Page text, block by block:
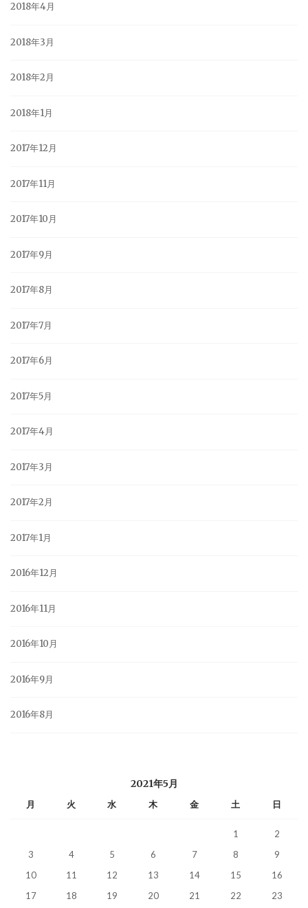
2018年4月
2018年3月
2018年2月
2018年1月
2017年12月
2017年11月
2017年10月
2017年9月
2017年8月
2017年7月
2017年6月
2017年5月
2017年4月
2017年3月
2017年2月
2017年1月
2016年12月
2016年11月
2016年10月
2016年9月
2016年8月
2021年5月
月 火 水 木 金 土 日
1
2
3
4 5 6 7 8
9
10
11 12 13 14 15
16
17
18 19 20 21 22 23